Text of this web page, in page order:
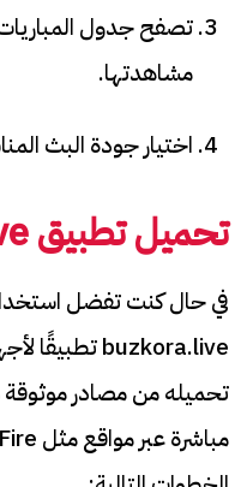
تصفح جدول المباريات
مشاهدتها.
اختيار جودة البث
تحميل تطبيق buzkora.live
في حال كنت تفضل
تحميله من مصادر موثوقة